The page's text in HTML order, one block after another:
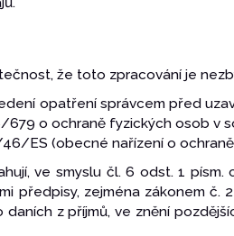
že toto zpracování je
opatření správcem před
o ochraně fyzických osob v
ES (obecné nařízení o ochraně
ve smyslu čl. 6 odst. 1
předpisy, zejména zákonem
z příjmů, ve znění